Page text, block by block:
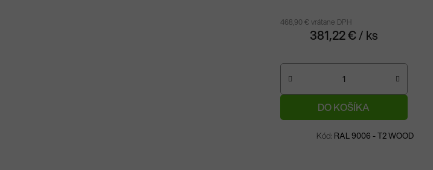
468,90 € vrátane DPH
381,22 €/ ks
DO KOŠÍKA
Na objednávku
Kód: RAL 9006 - T2 WOOD